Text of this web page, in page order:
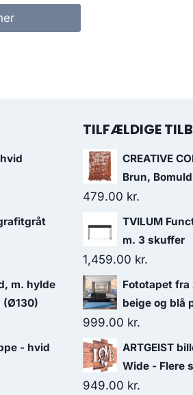
m. hylde
- hvid
TILFÆLDIGE
CREATIVE
Brun,
479.00 kr.
TVILUM
m. 3 skuffer
1,459.00 kr.
Fototapet
beige og blå
999.00 kr.
ARTGEIST
Wide - Flere
949.00 kr.